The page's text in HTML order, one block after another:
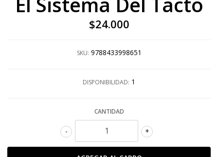
$24.000
SKU: 9788433998651
DISPONIBILIDAD: 1
CANTIDAD
+
-